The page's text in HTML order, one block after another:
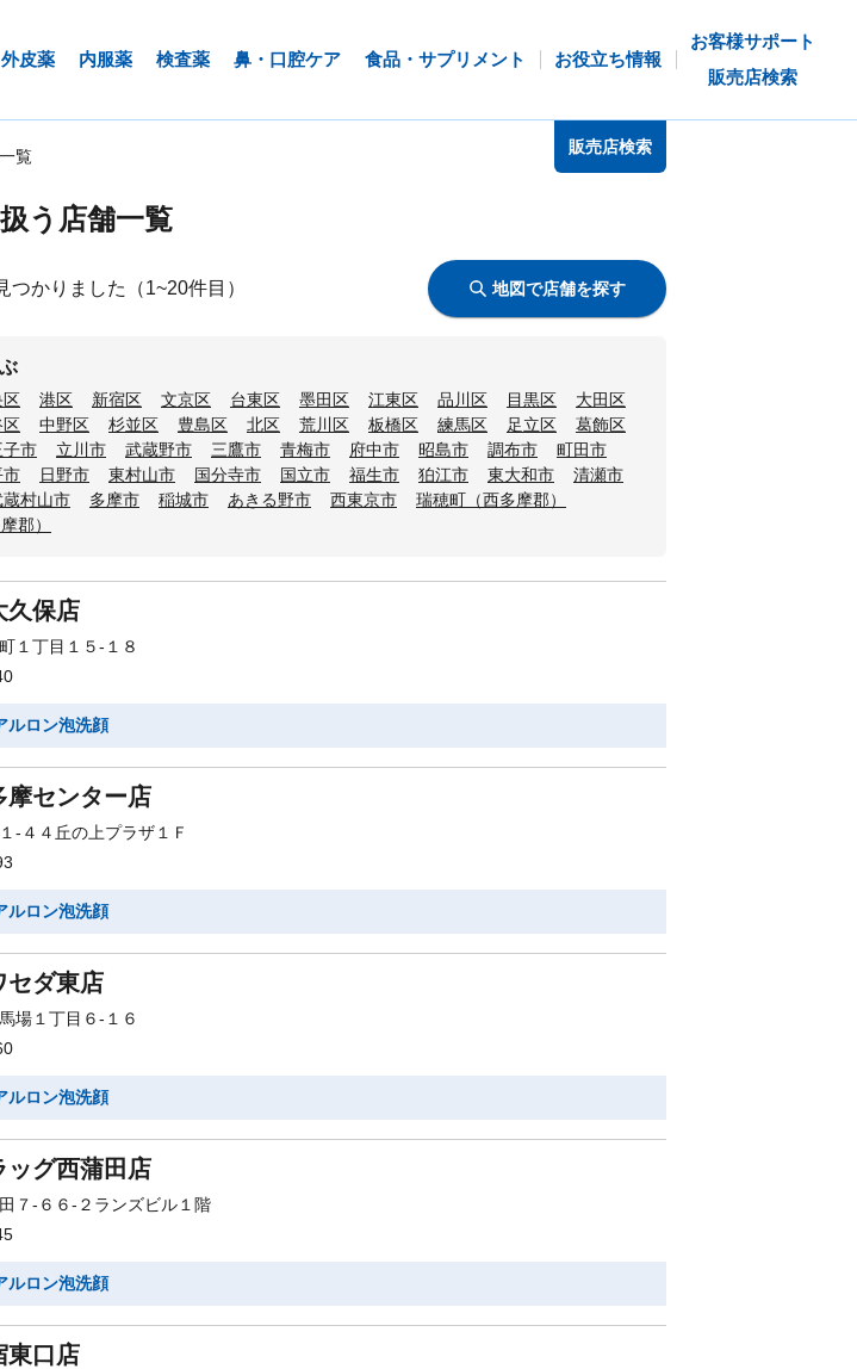
外皮薬 内服薬 検査薬 鼻・口腔ケア 食品・サプリメント お役立ち情報
お客様サポート
販売店検索
覧 販売店検索
う店舗一覧
つかりました （1~20件目） 地図で店舗を探す
区 港区 新宿区 文京区 台東区 墨田区 江東区 品川区 目黒区
大田区
区 中野区 杉並区 豊島区 北区 荒川区 板橋区 練馬区 足立区
葛飾区
子市 立川市 武蔵野市 三鷹市 青梅市 府中市 昭島市 調布市
町田市
市 日野市 東村山市 国分寺市 国立市 福生市 狛江市 東大和市
清瀬市
蔵村山市 多摩市 稲城市 あきる野市 西東京市
瑞穂町（西多摩郡）
郡）
久保店
１丁目１５-１８
ロン泡洗顔
摩センター店
-４４丘の上プラザ１Ｆ
ロン泡洗顔
セダ東店
場１丁目６-１６
ロン泡洗顔
ッグ西蒲田店
７-６６-２ランズビル１階
ロン泡洗顔
東口店